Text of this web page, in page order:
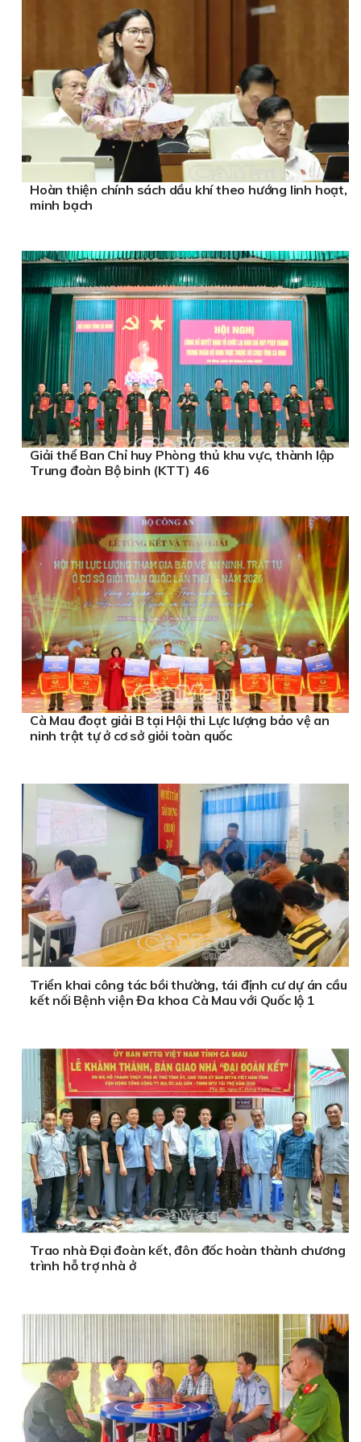
Hoàn thiện chính sách dầu khí theo hướng linh hoạt,
minh bạch
Giải thể Ban Chỉ huy Phòng thủ khu vực, thành lập
Trung đoàn Bộ binh (KTT) 46
Cà Mau đoạt giải B tại Hội thi Lực lượng bảo vệ an
ninh trật tự ở cơ sở giỏi toàn quốc
Triển khai công tác bồi thường, tái định cư dự án cầu
kết nối Bệnh viện Đa khoa Cà Mau với Quốc lộ 1
Trao nhà Đại đoàn kết, đôn đốc hoàn thành chương
trình hỗ trợ nhà ở